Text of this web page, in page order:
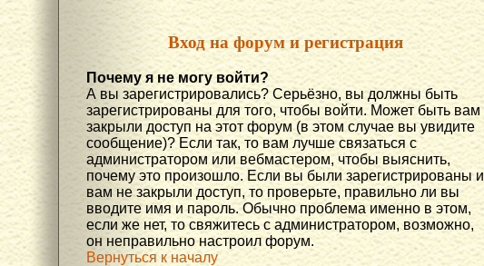
Вход на форум и регистрация
Почему я не могу войти?
А вы зарегистрировались? Серьёзно, вы должны быть
зарегистрированы для того, чтобы войти. Может быть вам
закрыли доступ на этот форум (в этом случае вы увидите
сообщение)? Если так, то вам лучше связаться с
администратором или вебмастером, чтобы выяснить,
почему это произошло. Если вы были зарегистрированы и
вам не закрыли доступ, то проверьте, правильно ли вы
вводите имя и пароль. Обычно проблема именно в этом,
если же нет, то свяжитесь с администратором, возможно,
он неправильно настроил форум.
Вернуться к началу